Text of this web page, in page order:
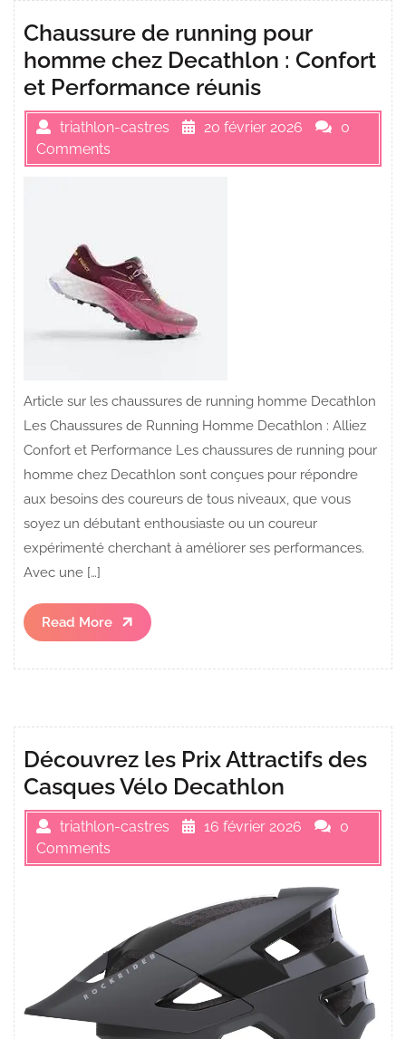
Chaussure de running pour
homme chez Decathlon : Confort
et Performance réunis
triathlon-castres 20 février 2026
0
Comments
Article sur les chaussures de running homme Decathlon
Les Chaussures de Running Homme Decathlon : Alliez
Confort et Performance Les chaussures de running pour
homme chez Decathlon sont conçues pour répondre
aux besoins des coureurs de tous niveaux, que vous
soyez un débutant enthousiaste ou un coureur
expérimenté cherchant à améliorer ses performances.
Avec une […]
Read More
Read
More
Découvrez les Prix Attractifs des
Casques Vélo Decathlon
triathlon-castres 16 février 2026
0
Comments